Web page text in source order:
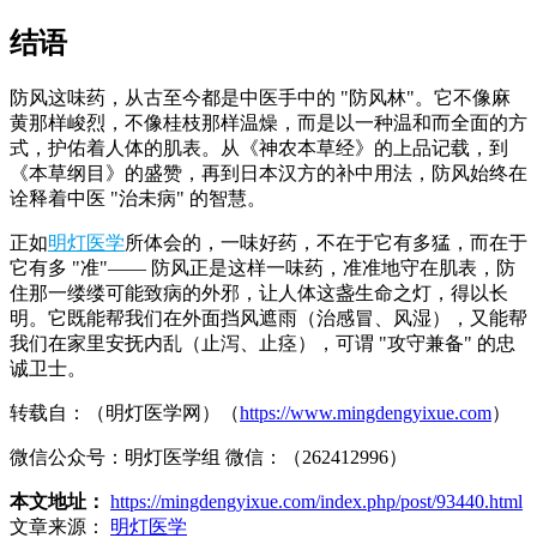
结语
防风这味药，从古至今都是中医手中的 "防风林"。它不像麻
黄那样峻烈，不像桂枝那样温燥，而是以一种温和而全面的方
式，护佑着人体的肌表。从《神农本草经》的上品记载，到
《本草纲目》的盛赞，再到日本汉方的补中用法，防风始终在
诠释着中医 "治未病" 的智慧。
正如明灯医学所体会的，一味好药，不在于它有多猛，而在于
它有多 "准"—— 防风正是这样一味药，准准地守在肌表，防
住那一缕缕可能致病的外邪，让人体这盏生命之灯，得以长
明。它既能帮我们在外面挡风遮雨（治感冒、风湿），又能帮
我们在家里安抚内乱（止泻、止痉），可谓 "攻守兼备" 的忠
诚卫士。
转载自：（明灯医学网）（https://www.mingdengyixue.com）
微信公众号：明灯医学组 微信：（262412996）
本文地址： https://mingdengyixue.com/index.php/post/93440.html
文章来源：
明灯医学